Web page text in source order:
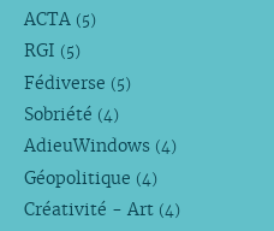
ACTA (5)
RGI (5)
Fédiverse (5)
Sobriété (4)
AdieuWindows (4)
Géopolitique (4)
Créativité - Art (4)